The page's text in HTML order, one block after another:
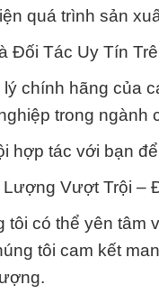
quá trình sản
Đối Tác Uy Tín
chính hãng của
trong ngành
hợp tác với bạn
Vượt Trội –
tôi có thể yên
tôi cam kết